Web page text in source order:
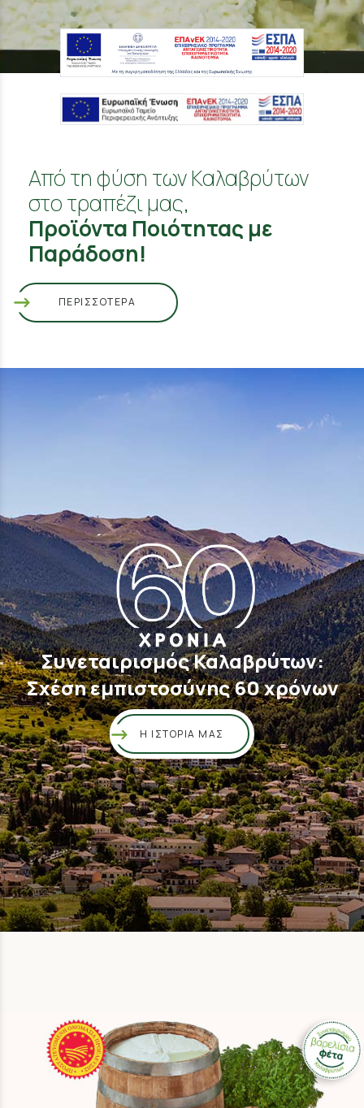
Από τη φύση των Καλαβρύτων
στο τραπέζι μας,
Προϊόντα Ποιότητας με
Παράδοση!
ΠΕΡΙΣΣΟΤΕΡΑ
Συνεταιρισμός Καλαβρύτων:
Σχέση εμπιστοσύνης 60 χρόνων
Η ΙΣΤΟΡΙΑ ΜΑΣ